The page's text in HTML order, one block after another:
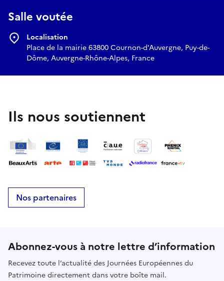
Salle voutée
Localisation
Place de la mairie 63800 Cournon-d'Auvergne, Puy-de-
Dôme, Auvergne-Rhône-Alpes, France
Ils nous soutiennent
Nos partenaires
Abonnez-vous à notre lettre d’information
Recevez toute l’actualité des Journées Européennes du
Patrimoine directement dans votre boîte mail.